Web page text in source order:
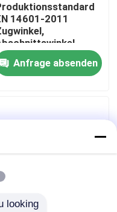
14601-2011
G1 für
Anfrage absenden
looking